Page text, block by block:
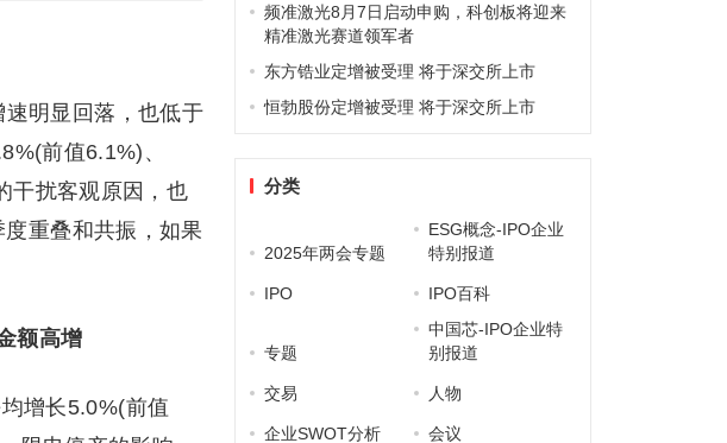
明显回落，也低于
前值6.1%)、
干扰客观原因，也
重叠和共振，如果
额高增
增长5.0%(前值
频准激光8月7日启动申购，科创板将迎来
精准激光赛道领军者
东方锆业定增被受理 将于深交所上市
恒勃股份定增被受理 将于深交所上市
分类
2025年两会专题
ESG概念-IPO企业
特别报道
IPO IPO百科
专题
中国芯-IPO企业特
别报道
交易 人物
企业SWOT分析 会议